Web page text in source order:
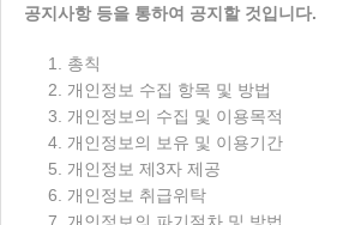
공지사항 등을 통하여 공지할 것입니다.
1. 총칙
2. 개인정보 수집 항목 및 방법
3. 개인정보의 수집 및 이용목적
4. 개인정보의 보유 및 이용기간
5. 개인정보 제3자 제공
6. 개인정보 취급위탁